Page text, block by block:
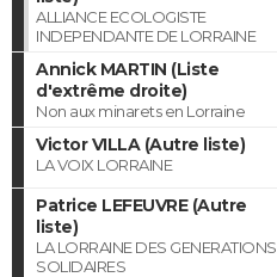
ALLIANCE ECOLOGISTE
INDEPENDANTE DE LORRAINE
Annick MARTIN (Liste
d'extrême droite)
Non aux minarets en Lorraine
Victor VILLA (Autre liste)
LA VOIX LORRAINE
Patrice LEFEUVRE (Autre
liste)
LA LORRAINE DES GENERATIONS
SOLIDAIRES